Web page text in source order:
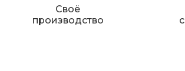
Своё
производство